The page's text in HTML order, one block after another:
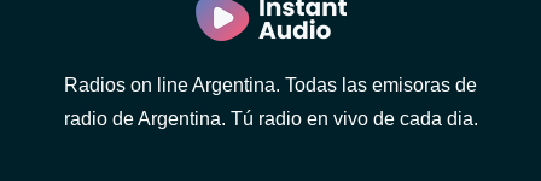
Radios on line Argentina. Todas las emisoras de
radio de Argentina. Tú radio en vivo de cada dia.